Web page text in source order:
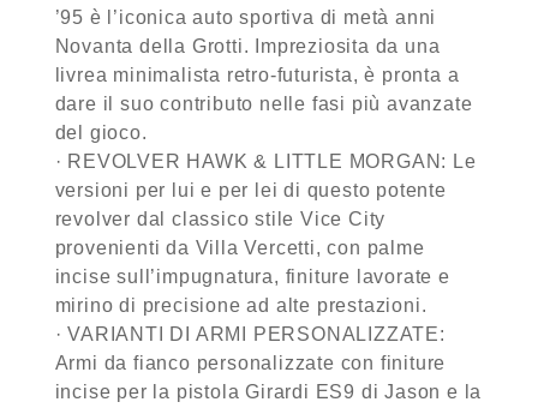
’95 è l’iconica auto sportiva di metà anni
Novanta della Grotti. Impreziosita da una
livrea minimalista retro-futurista, è pronta a
dare il suo contributo nelle fasi più avanzate
del gioco.
· REVOLVER HAWK & LITTLE MORGAN: Le
versioni per lui e per lei di questo potente
revolver dal classico stile Vice City
provenienti da Villa Vercetti, con palme
incise sull’impugnatura, finiture lavorate e
mirino di precisione ad alte prestazioni.
· VARIANTI DI ARMI PERSONALIZZATE:
Armi da fianco personalizzate con finiture
incise per la pistola Girardi ES9 di Jason e la